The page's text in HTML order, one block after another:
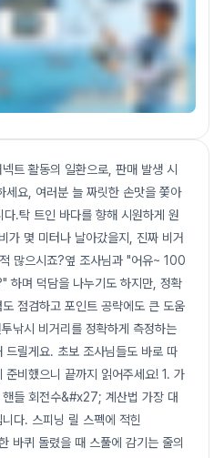
트 활동의 일환으로, 판매 발생 시
세요, 여러분 늘 짜릿한 손맛을 쫓아
.탁 트인 바다를 향해 시원하게 원
가 몇 미터나 날아갔을지, 진짜 비거
많으시죠?옆 조사님과 "어유~ 100
하며 덕담을 나누기도 하지만, 정확
점검하고 포인트 공략에도 큰 도움
낚시 비거리를 정확하게 측정하는
드릴게요. 초보 조사님들도 바로 따
비했으니 끝까지 읽어주세요! 1. 가
들 회전수&#x27; 계산법 가장 대
다. 스피닝 릴 스펙에 적힌
바퀴 돌렸을 때 스풀에 감기는 줄의